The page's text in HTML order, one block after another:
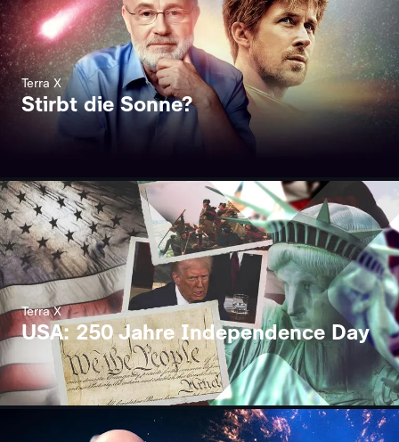
Terra X
Stirbt die Sonne?
Terra X
USA: 250 Jahre Independence Day